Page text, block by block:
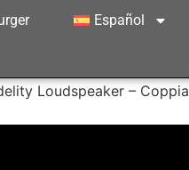
Español
Loudspeaker – Coppia